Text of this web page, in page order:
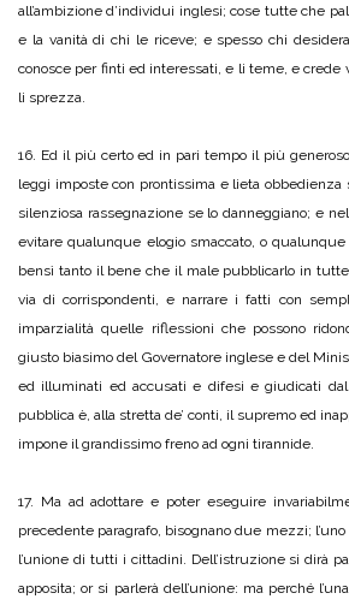
all’ambizione d’individui inglesi; cose tutte che
e la vanità di chi le riceve; e spesso chi
conosce per finti ed interessati, e li teme, e crede
li sprezza.
16. Ed il più certo ed in pari tempo il più
leggi imposte con prontissima e lieta obbedienza
silenziosa rassegnazione se lo danneggiano; e
evitare qualunque elogio smaccato, o
bensì tanto il bene che il male pubblicarlo in
via di corrispondenti, e narrare i fatti con
imparzialità quelle riflessioni che possono
giusto biasimo del Governatore inglese e del
ed illuminati ed accusati e difesi e giudicati dal
pubblica è, alla stretta de’ conti, il supremo ed
impone il grandissimo freno ad ogni tirannide.
17. Ma ad adottare e poter eseguire
precedente paragrafo, bisognano due mezzi; l’uno
l’unione di tutti i cittadini. Dell’istruzione si dirà
apposita; or si parlerà dell’unione: ma perché